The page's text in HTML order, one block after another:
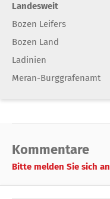
Landesweit
Bozen Leifers
Bozen Land
Ladinien
Meran-Burggrafenamt
Kommentare
Bitte melden Sie sich an